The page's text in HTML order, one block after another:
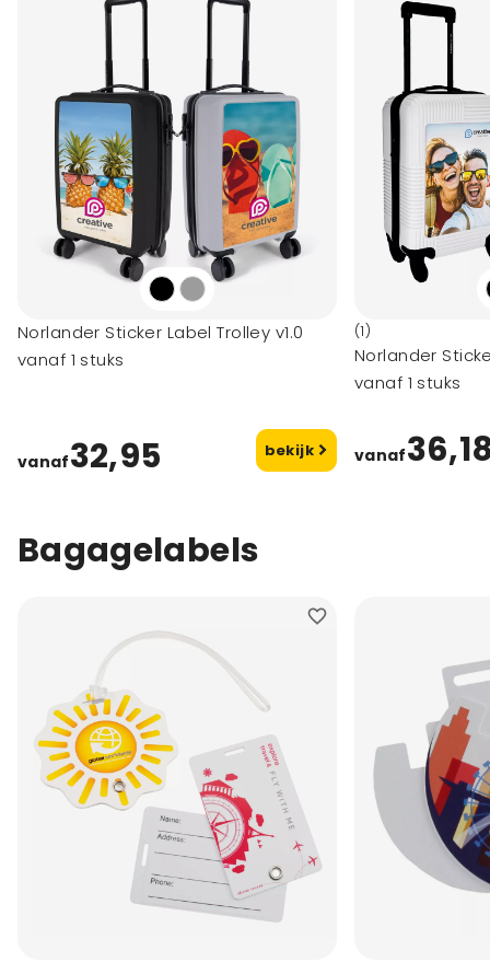
Norlander Sticker Label Trolley v1.0
vanaf 1 stuks
vanaf32,95 bekijk
(1)
Norlander
vanaf 1 stuks
vanaf
Bagagelabels